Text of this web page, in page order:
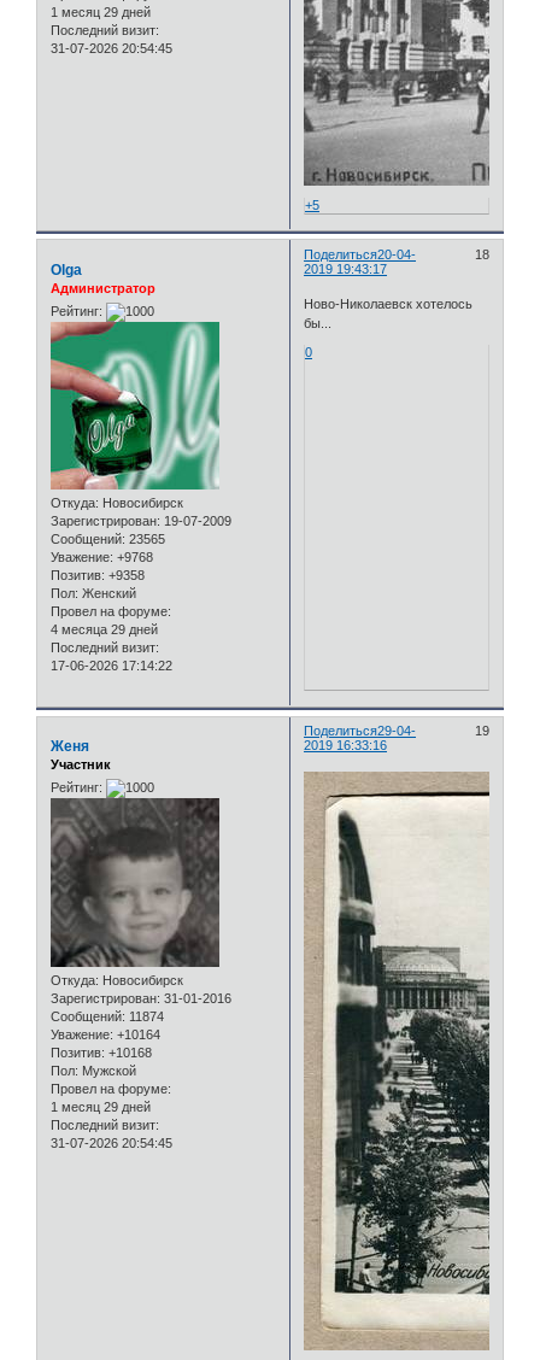
1 месяц 29 дней
Последний визит:
31-07-2026 20:54:45
+5
Поделиться 18
20-04-
2019 19:43:17
Olga
Администратор
Рейтинг:
Откуда: Новосибирск
Зарегистрирован: 19-07-2009
Сообщений: 23565
Уважение: +9768
Позитив: +9358
Пол: Женский
Провел на форуме:
4 месяца 29 дней
Последний визит:
17-06-2026 17:14:22
Ново-Николаевск хотелось
бы...
0
Поделиться 19
29-04-
2019 16:33:16
Женя
Участник
Рейтинг:
Откуда: Новосибирск
Зарегистрирован: 31-01-2016
Сообщений: 11874
Уважение: +10164
Позитив: +10168
Пол: Мужской
Провел на форуме:
1 месяц 29 дней
Последний визит:
31-07-2026 20:54:45